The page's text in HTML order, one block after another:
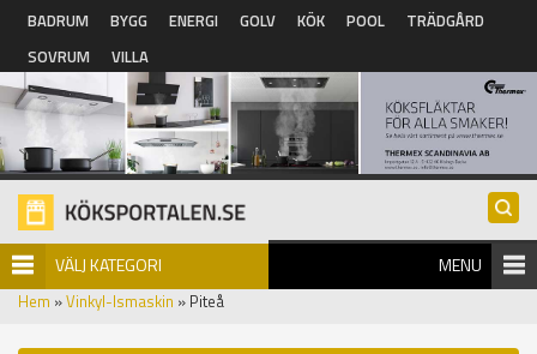
Hoppa till huvudinnehåll
BADRUM BYGG ENERGI GOLV KÖK POOL
TRÄDGÅRD
SOVRUM
VILLA
VÄLJ KATEGORI MENU
Hem »Vinkyl-Ismaskin » Piteå